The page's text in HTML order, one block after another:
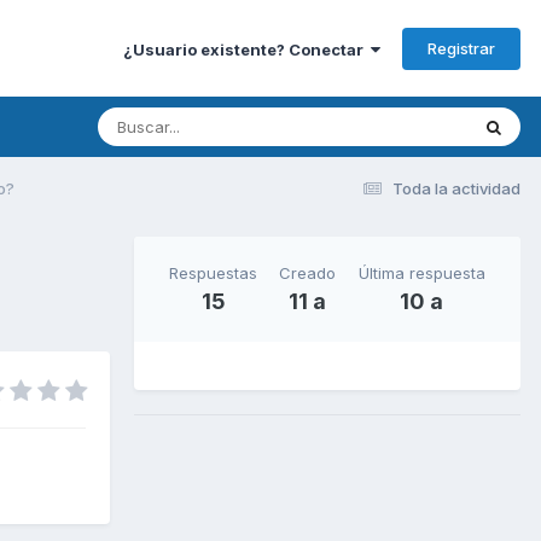
¿Usuario existente? Conectar Registrar
Toda la actividad
Respuestas
15
Creado
11 a
Última respuesta
10 a